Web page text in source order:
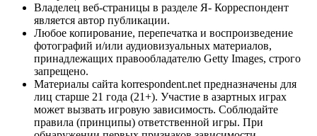
Владелец веб-страницы в разделе Я- Корреспондент
является автор публикации.
Любое копирование, перепечатка и воспроизведение
фотографий и/или аудиовизуальных материалов,
принадлежащих правообладателю Getty Images, строго
запрещено.
Материалы сайта korrespondent.net предназначены для
лиц старше 21 года (21+). Участие в азартных играх
может вызвать игровую зависимость. Соблюдайте
правила (принципы) ответственной игры. При